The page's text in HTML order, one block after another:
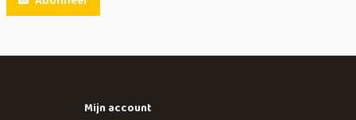
Mijn account